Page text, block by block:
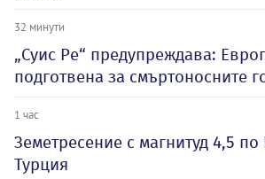
32 минути
„Суис Ре“ предупреждава:
подготвена за смъртоносните
1 час
Земетресение с магнитуд 4,5 по
Турция